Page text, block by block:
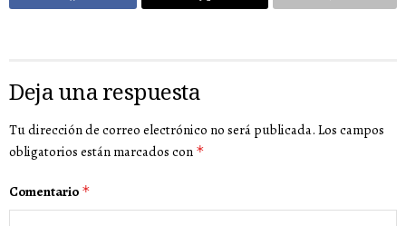
Deja una respuesta
Tu dirección de correo electrónico no será publicada. Los campos
obligatorios están marcados con *
Comentario *